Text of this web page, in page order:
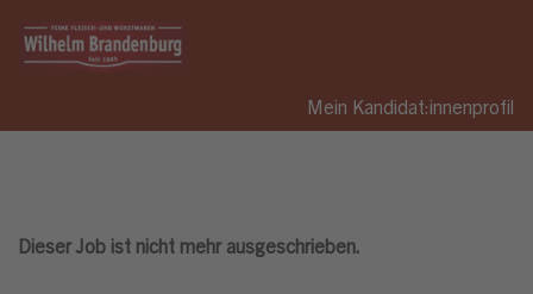
Mein Kandidat:innenprofil
Dieser Job ist nicht mehr ausgeschrieben.